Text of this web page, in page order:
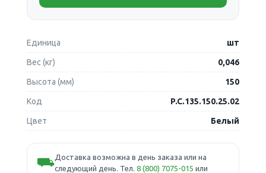
Единица шт
Вес (кг) 0,046
Высота (мм) 150
Код P.C.135.150.25.02
Цвет Белый
⛟Доставка возможна в день заказа или на
следующий день. Тел. 8 (800) 7075-015 или